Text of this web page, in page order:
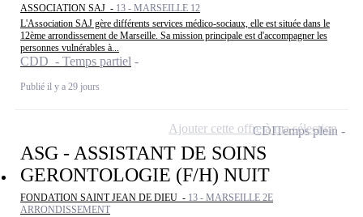
ASSOCIATION SAJ - 13 - MARSEILLE 12
L'Association SAJ gère différents services médico-sociaux, elle est située dans le
12ème arrondissement de Marseille. Sa mission principale est d'accompagner les
personnes vulnérables à...
CDD - Temps partiel
Publié il y a 29 jours
ASG - ASSISTANT DE SOINS
GERONTOLOGIE (F/H) NUIT
FONDATION SAINT JEAN DE DIEU - 13 - MARSEILLE 2E
ARRONDISSEMENT
CDITemps plein
Ajouter cette offre à ma sélection